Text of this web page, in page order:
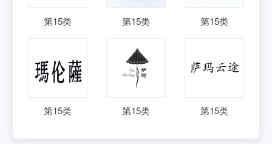
第15类 第15类 第15类
第15类 第15类 第15类